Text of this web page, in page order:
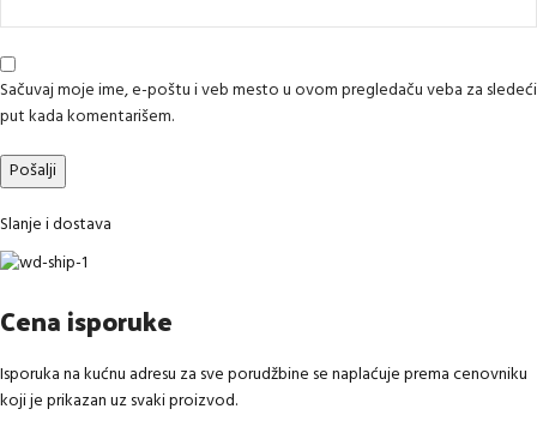
Sačuvaj moje ime, e-poštu i veb mesto u ovom pregledaču veba za sledeći
put kada komentarišem.
Slanje i dostava
Cena isporuke
Isporuka na kućnu adresu za sve porudžbine se naplaćuje prema cenovniku
koji je prikazan uz svaki proizvod.